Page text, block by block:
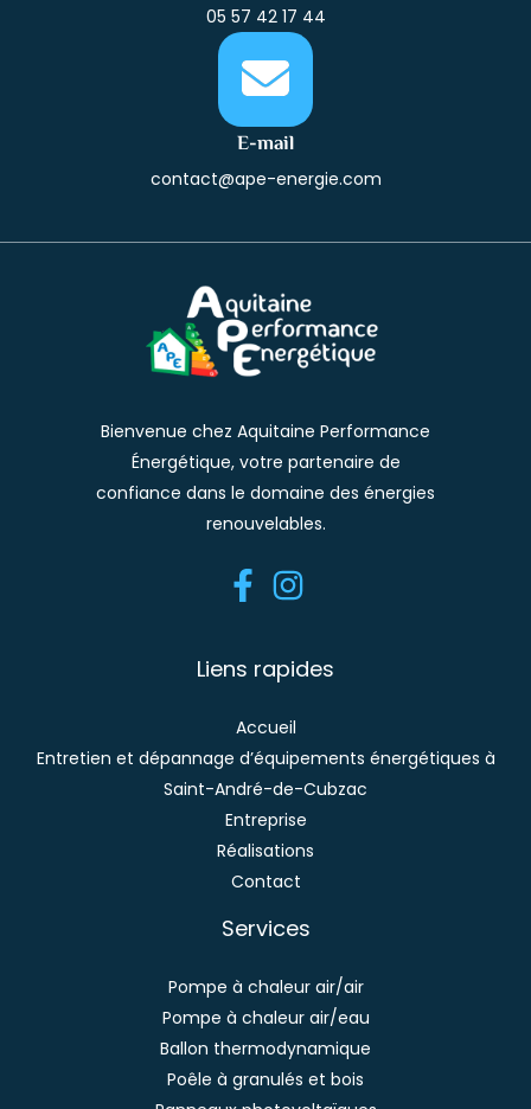
05 57 42 17 44
E-mail
contact@ape-energie.com
Bienvenue chez Aquitaine Performance
Énergétique, votre partenaire de
confiance dans le domaine des énergies
renouvelables.
Liens rapides
Accueil
Entretien et dépannage d’équipements énergétiques à
Saint-André-de-Cubzac
Entreprise
Réalisations
Contact
Services
Pompe à chaleur air/air
Pompe à chaleur air/eau
Ballon thermodynamique
Poêle à granulés et bois